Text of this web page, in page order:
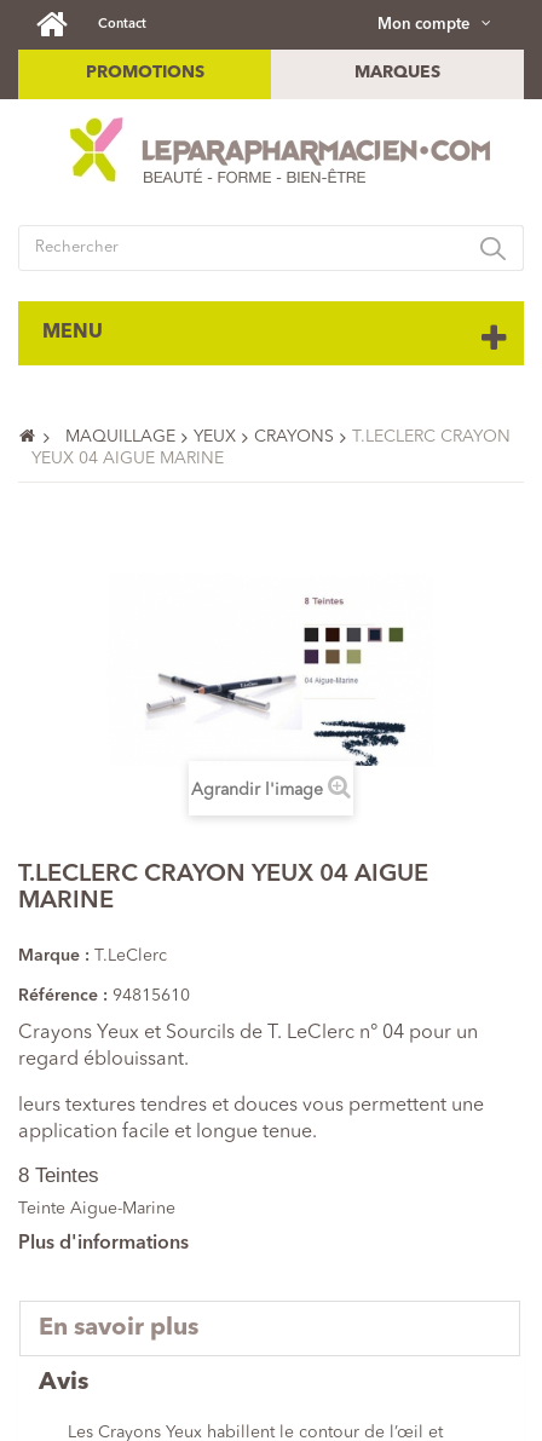
Mon compte
Contact
PROMOTIONS MARQUES
MENU
MAQUILLAGE YEUX CRAYONS
T.LECLERC CRAYON
YEUX 04 AIGUE MARINE
Agrandir l'image
T.LECLERC CRAYON YEUX 04 AIGUE
MARINE
Marque : T.LeClerc
Référence : 94815610
Crayons Yeux et Sourcils de T. LeClerc n° 04 pour un
regard éblouissant.
leurs textures tendres et douces vous permettent une
application facile et longue tenue.
8 Teintes
Teinte Aigue-Marine
Plus d'informations
En savoir plus
Avis
Les Crayons Yeux habillent le contour de l’œil et